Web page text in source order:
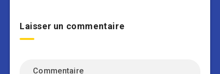
Laisser un commentaire